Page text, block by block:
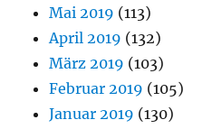
Mai 2019 (113)
April 2019 (132)
März 2019 (103)
Februar 2019 (105)
Januar 2019 (130)